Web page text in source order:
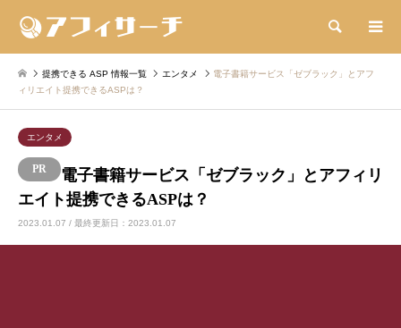
検索
提携できる ASP 情報一覧 エンタメ
電子書籍サービス「ゼブラック」とアフ
ィリエイト提携できるASPは？
エンタメ
電子書籍サービス「ゼブラック」とアフィリ
エイト提携できるASPは？
2023.01.07 / 最終更新日：2023.01.07